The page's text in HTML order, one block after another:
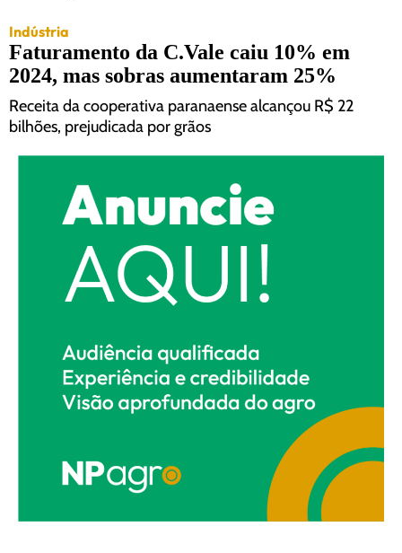
Indústria
Faturamento da C.Vale caiu 10% em
2024, mas sobras aumentaram 25%
Receita da cooperativa paranaense alcançou R$ 22
bilhões, prejudicada por grãos